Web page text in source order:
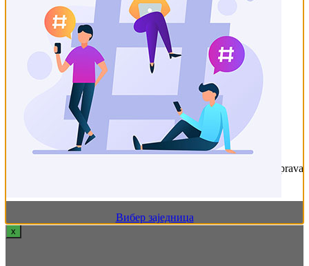
Сеоски туризам и рурални развој
(188)
Сточарство(1.310)
Ветерина
Говедарство(211)
Живинарство
Козарство (42)
Овчарство(100)
Пчеларство(446)
Свињарство
Ситне животиње(9)
Технологија прераде(362)
© 2021 Agropress - Udruženje novinara za poljoprivredu. Sva prava
Вибер заједница
x